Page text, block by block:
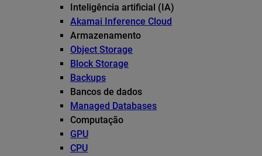
Inteligência artificial (IA)
Akamai Inference Cloud
Armazenamento
Object Storage
Block Storage
Backups
Bancos de dados
Managed Databases
Computação
GPU
CPU